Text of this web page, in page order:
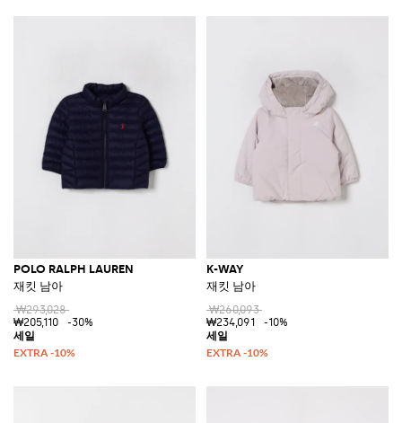
POLO RALPH LAUREN
재킷 남아
₩293,028
₩205,110
-30%
K-WAY
재킷 남아
₩260,093
₩234,091
-10%